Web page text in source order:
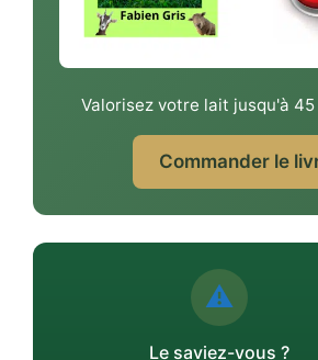
Valorisez votre lait jusqu'à
Commander le
⚠️
Le saviez-vous ?